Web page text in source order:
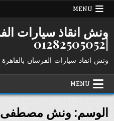
Skip
MENU
ونش انقاذ سيارات
|01282505052
ونش انقاذ سيارات الفرسان بالقاهرة
MENU
الوسم: ونش مصطفى